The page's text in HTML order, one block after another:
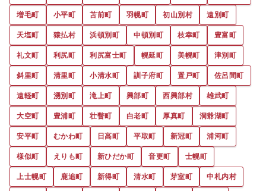
増毛町
小平町 苫前町 羽幌町 初山別村
遠別町
天塩町
猿払村 浜頓別町 中頓別町 枝幸町
豊富町
礼文町
利尻町 利尻富士町 幌延町 美幌町
津別町
斜里町
清里町 小清水町 訓子府町 置戸町
佐呂間町
遠軽町
湧別町 滝上町 興部町 西興部村
雄武町
大空町
豊浦町 壮瞥町 白老町 厚真町
洞爺湖町
安平町
むかわ町 日高町 平取町 新冠町
浦河町
様似町
えりも町 新ひだか町 音更町
士幌町
上士幌町
鹿追町 新得町 清水町 芽室町
中札内村